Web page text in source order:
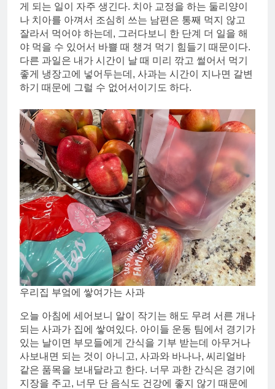
게 되는 일이 자주 생긴다. 치아 교정을 하는 둘리양이
나 치아를 아껴서 조심히 쓰는 남편은 통째 먹지 않고
잘라서 먹어야 하는데, 그러다보니 한 단계 더 일을 해
야 먹을 수 있어서 바쁠 때 챙겨 먹기 힘들기 때문이다.
다른 과일은 내가 시간이 날 때 미리 깎고 썰어서 먹기
좋게 냉장고에 넣어두는데, 사과는 시간이 지나면 갈변
하기 때문에 그럴 수 없어서이기도 하다.
우리집 부엌에 쌓여가는 사과
오늘 아침에 세어보니 알이 작기는 해도 무려 서른 개나
되는 사과가 집에 쌓여있다. 아이들 운동 팀에서 경기가
있는 날이면 부모들에게 간식을 기부 받는데 아무거나
사보내면 되는 것이 아니고, 사과와 바나나, 씨리얼바
같은 품목을 보내달라고 한다. 너무 과한 간식은 경기에
지장을 주고, 너무 단 음식도 건강에 좋지 않기 때문에